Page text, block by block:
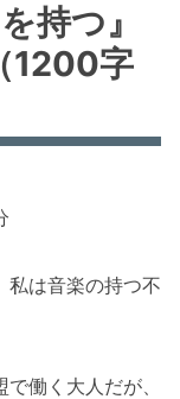
持つ』
1200字
私は音楽の持つ不
働く大人だが、